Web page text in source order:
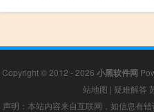
Copyright © 2012 - 2026 小黑软件网
站地图 | 疑难解答
声明：本站内容来自互联网，如信息有